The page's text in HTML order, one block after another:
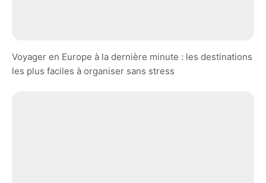
Voyager en Europe à la dernière minute : les destinations
les plus faciles à organiser sans stress